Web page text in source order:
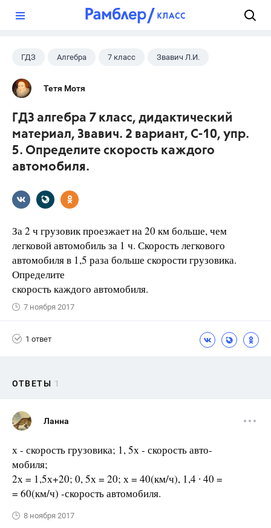
ГДЗ Алгебра 7 класс Звавич Л.И.
Тетя Мотя
ГДЗ алгебра 7 класс, дидактический
материал, Звавич. 2 вариант, С-10, упр.
5. Определите скорость каждого
автомобиля.
За 2 ч грузовик проезжает на 20 км больше, чем
легковой автомобиль за 1 ч. Скорость легкового
автомобиля в 1,5 раза больше скорости грузовика.
Определите
скорость каждого автомобиля.
7 ноября 2017
1 ответ
ОТВЕТЫ 1
Ланна
х - скорость грузовика; 1, 5х - скорость авто-
мобиля;
2х = 1,5х+20; 0, 5х = 20; х = 40(км/ч), 1,4 ∙ 40 =
= 60(км/ч) -скорость автомобиля.
8 ноября 2017